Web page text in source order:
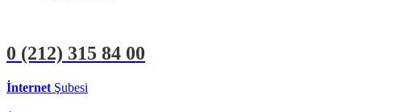
0 (212) 315 84 00
İnternet Şubesi